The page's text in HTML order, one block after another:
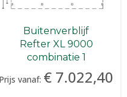
Buitenverblijf
Refter XL 9000
combinatie 1
Prijs vanaf: € 7.022,40